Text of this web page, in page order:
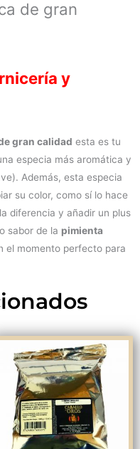
de gran
y
gran calidad esta es tu
especia más aromática y
Además, esta especia
su color, como sí lo hace
diferencia y añadir un plus
sabor de la pimienta
el momento perfecto para